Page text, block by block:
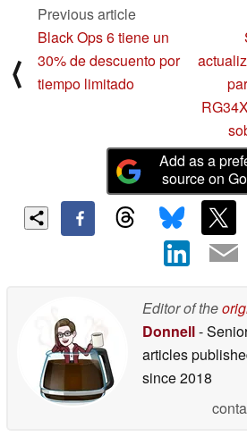
⟨
Previous article
Black Ops 6 tiene un
30% de descuento por
tiempo limitado
Add as a
source on
Editor of the
Donnell-
articles
since 2018